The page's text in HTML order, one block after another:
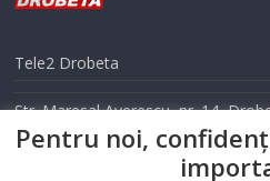
Tele2 Drobeta
Str. Maresal Averescu, nr. 14,
Telefon: 0352 405 500
Pentru noi,